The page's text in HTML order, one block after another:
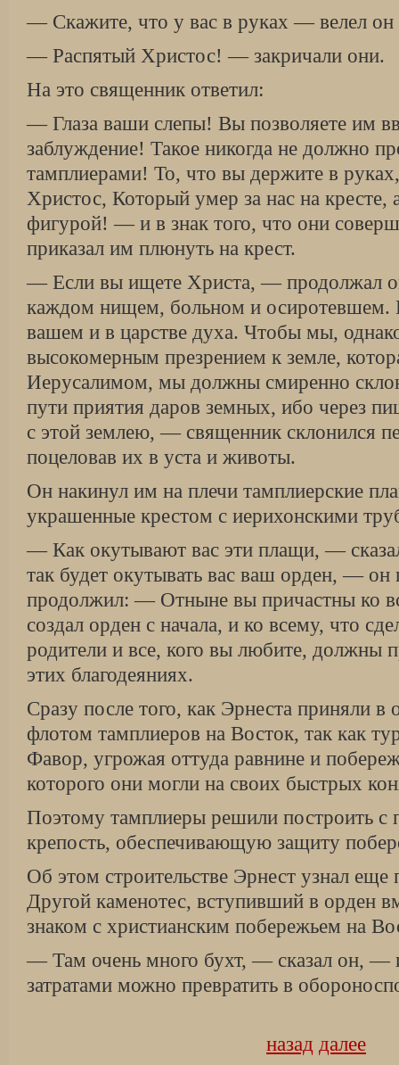
— Скажите, что у вас в руках — велел
— Распятый Христос! — закричали они.
На это священник ответил:
— Глаза ваши слепы! Вы позволяете им
заблуждение! Такое никогда не должно
тамплиерами! То, что вы держите в
Христос, Который умер за нас на кресте,
фигурой! — и в знак того, что они
приказал им плюнуть на крест.
— Если вы ищете Христа, — продолжал
каждом нищем, больном и осиротевшем.
вашем и в царстве духа. Чтобы мы,
высокомерным презрением к земле,
Иерусалимом, мы должны смиренно
пути приятия даров земных, ибо через
с этой землею, — священник склонился
поцеловав их в уста и животы.
Он накинул им на плечи тамплиерские
украшенные крестом с иерихонскими
— Как окутывают вас эти плащи, —
так будет окутывать вас ваш орден, — он
продолжил: — Отныне вы причастны ко
создал орден с начала, и ко всему, что
родители и все, кого вы любите, должны
этих благодеяниях.
Сразу после того, как Эрнеста приняли в
флотом тамплиеров на Восток, так как
Фавор, угрожая оттуда равнине и
которого они могли на своих быстрых
Поэтому тамплиеры решили построить
крепость, обеспечивающую защиту
Об этом строительстве Эрнест узнал еще
Другой каменотес, вступивший в орден
знаком с христианским побережьем на
— Там очень много бухт, — сказал он, —
затратами можно превратить в
назад далее